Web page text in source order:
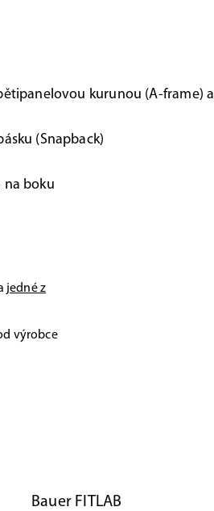
kurunou (A-frame) a
(Snapback)
na boku
jedné z
výrobce
Bauer FITLAB